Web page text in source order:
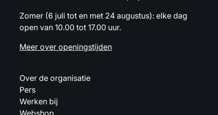
Zomer (6 juli tot en met 24 augustus): elke dag
open van 10.00 tot 17.00 uur.
Meer over openingstijden
Over de organisatie
Pers
Werken bij